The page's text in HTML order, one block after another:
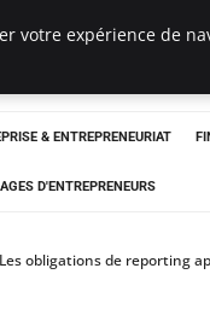
& ENTREPRENEURIAT
D'ENTREPRENEURS
Les obligations de reporting
votre expérience de